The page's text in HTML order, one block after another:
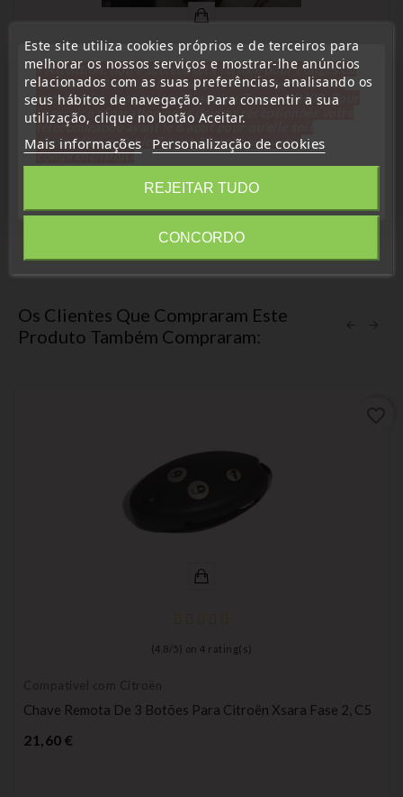
Serviço de poda
Serviço De Cópia De Chaves, Lâmina De Chave Quebrada
Para Carro E Motocicleta.
Os Clientes Que Compraram Este
Produto Também Compraram:
(4,8 / 5) on 4 rating(s)
Compatível com Citroën
Chave Remota De 3 Botões Para Citroën Xsara Fase 2, C5
21,60 €
Este site utiliza cookies próprios e de terceiros para
melhorar os nossos serviços e mostrar-lhe anúncios
relacionados com as suas preferências, analisando os
seus hábitos de navegação. Para consentir a sua
utilização, clique no botão Aceitar.
Mais informações Personalização de cookies
REJEITAR TUDO
CONCORDO
« Attention, notre société sera fermée pour congés du
10 aout au 1 septembre inclus. Pour cette raison les
commandes sont traitées jusqu'au 7 aout 14H00. Pour
le service réparation nous devons réceptionner votre
télécommande avant le 6 aout pour qu'elle soit
réexpédiée avant le 7 aout. Merci pour votre
compréhension»
Fechar
Information